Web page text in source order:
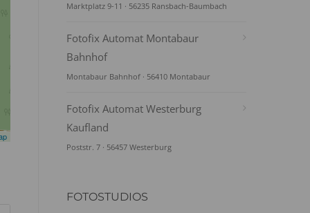
Marktplatz 9-11 · 56235 Ransbach-Baumbach
Fotofix Automat Montabaur
Bahnhof
Montabaur Bahnhof · 56410 Montabaur
Fotofix Automat Westerburg
Kaufland
Poststr. 7 · 56457 Westerburg
FOTOSTUDIOS